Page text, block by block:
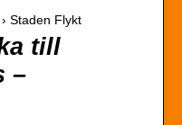
Staden Flykt
till
–